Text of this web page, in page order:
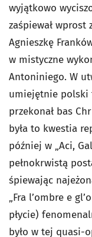
wyjątkowo
zaśpiewał wprost
Agnieszkę
w mistyczne
Antoniniego. W
umiejętnie polski
przekonał bas
była to kwestia
później w „Aci,
pełnokrwistą
śpiewając
„Fra l’ombre e
płycie)
było w tej quasi-